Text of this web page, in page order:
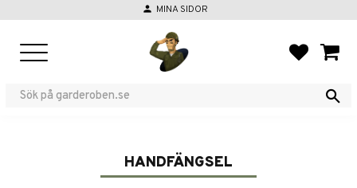
person MINA SIDOR
HANDFÄNGSEL